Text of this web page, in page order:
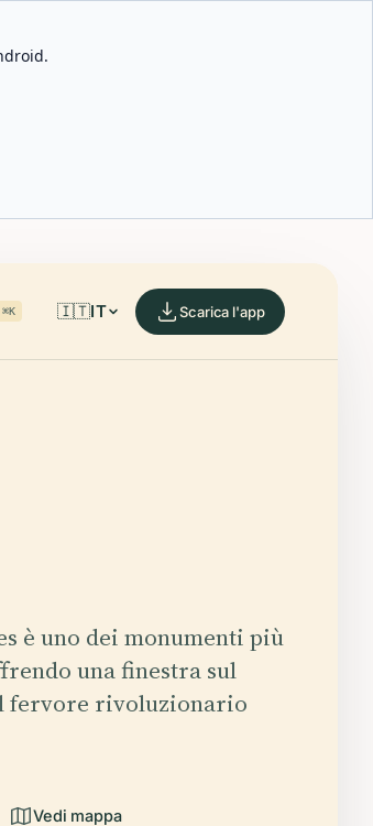
⌘K 🇮🇹IT Scarica l'app
è uno dei monumenti più
una finestra sul
fervore rivoluzionario
Vedi mappa